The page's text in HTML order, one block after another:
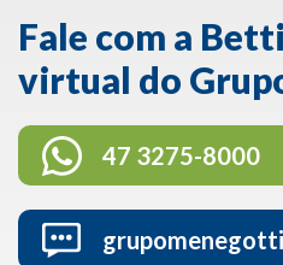
Fale com a
virtual do
47 3275-8000